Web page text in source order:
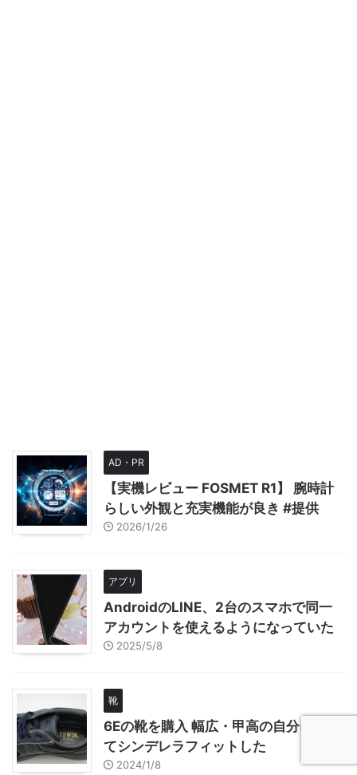
AD・PR
【実機レビュー FOSMET R1】 腕時計
らしい外観と充実機能が良き #提供
2026/1/26
アプリ
AndroidのLINE、2台のスマホで同一
アカウントを使えるようになっていた
2025/5/8
靴
6Eの靴を購入 幅広・甲高の自分に初め
てシンデレラフィットした
2024/1/8